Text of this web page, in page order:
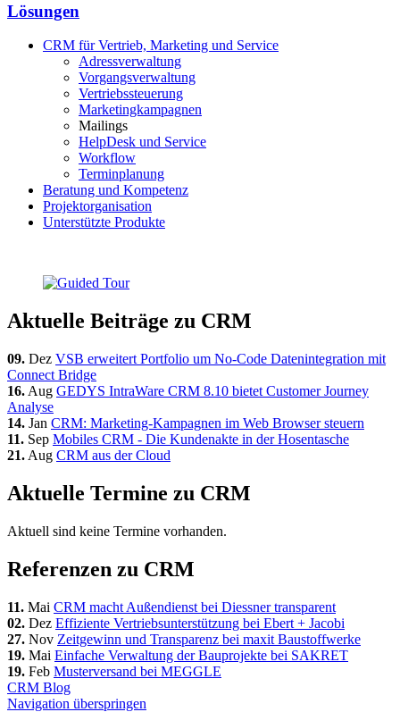
Lösungen
CRM für Vertrieb, Marketing und Service
Adressverwaltung
Vorgangsverwaltung
Vertriebssteuerung
Marketingkampagnen
Mailings
HelpDesk und Service
Workflow
Terminplanung
Beratung und Kompetenz
Projektorganisation
Unterstützte Produkte
Aktuelle Beiträge zu CRM
09. Dez VSB erweitert Portfolio um No-Code Datenintegration mit
Connect Bridge
16. Aug GEDYS IntraWare CRM 8.10 bietet Customer Journey
Analyse
14. Jan CRM: Marketing-Kampagnen im Web Browser steuern
11. Sep Mobiles CRM - Die Kundenakte in der Hosentasche
21. Aug CRM aus der Cloud
Aktuelle Termine zu CRM
Aktuell sind keine Termine vorhanden.
Referenzen zu CRM
11. Mai CRM macht Außendienst bei Diessner transparent
02. Dez Effiziente Vertriebsunterstützung bei Ebert + Jacobi
27. Nov Zeitgewinn und Transparenz bei maxit Baustoffwerke
19. Mai Einfache Verwaltung der Bauprojekte bei SAKRET
19. Feb Musterversand bei MEGGLE
CRM Blog
Navigation überspringen